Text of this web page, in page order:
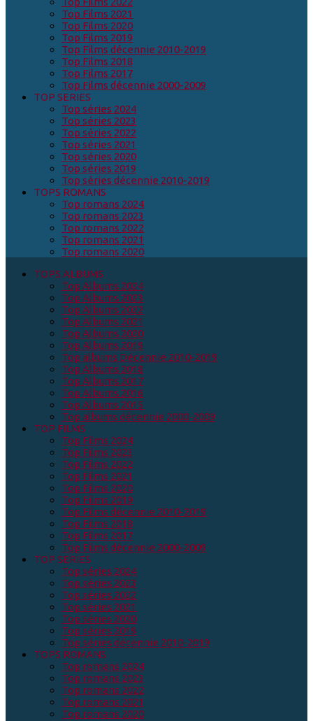
Top Films 2021
Top Films 2020
Top Films 2019
Top Films décennie 2010-2019
Top Films 2018
Top Films 2017
Top Films décennie 2000-2009
TOP SERIES
Top séries 2024
Top séries 2023
Top séries 2022
Top séries 2021
Top séries 2020
Top séries 2019
Top séries décennie 2010-2019
TOPS ROMANS
Top romans 2024
Top romans 2023
Top romans 2022
Top romans 2021
Top romans 2020
TOPS ALBUMS
Top Albums 2024
Top Albums 2023
Top Albums 2022
Top Albums 2021
Top Albums 2020
Top Albums 2019
Top albums Décennie 2010-2019
Top Albums 2018
Top Albums 2017
Top Albums 2016
Top Albums 2015
Top albums décennie 2000-2009
TOP FILMS
Top Films 2024
Top Films 2023
Top Films 2022
Top Films 2021
Top Films 2020
Top Films 2019
Top Films décennie 2010-2019
Top Films 2018
Top Films 2017
Top Films décennie 2000-2009
TOP SERIES
Top séries 2024
Top séries 2023
Top séries 2022
Top séries 2021
Top séries 2020
Top séries 2019
Top séries décennie 2010-2019
TOPS ROMANS
Top romans 2024
Top romans 2023
Top romans 2022
Top romans 2021
Top romans 2020